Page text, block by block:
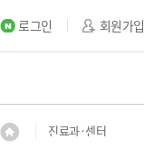
로그인 회원가입
진료과·센터